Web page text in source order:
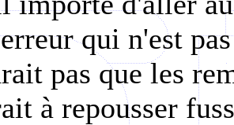
qui n'est
pas que les
à repousser